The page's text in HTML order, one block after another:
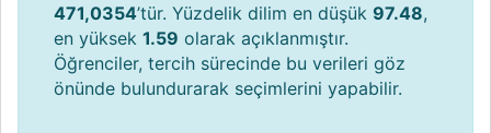
471,0354’tür. Yüzdelik dilim en düşük 97.48,
en yüksek 1.59 olarak açıklanmıştır.
Öğrenciler, tercih sürecinde bu verileri göz
önünde bulundurarak seçimlerini yapabilir.